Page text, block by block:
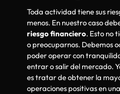
Toda actividad tiene sus
menos. En nuestro caso
riesgo financiero. Esto no
o preocuparnos. Debemos
poder operar con
entrar o salir del mercado.
es tratar de obtener la
operaciones positivas en